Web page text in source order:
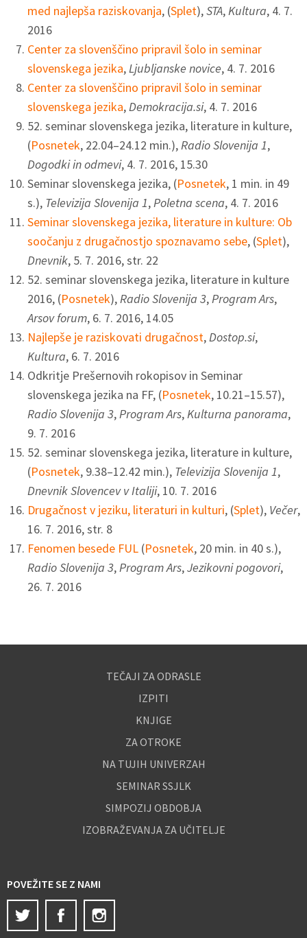
med najlepša raziskovanja, (Splet),STA,Kultura, 4. 7.
2016
Center za slovenščino pripravil šolo in seminar
slovenskega jezika,Ljubljanske novice, 4. 7. 2016
Center za slovenščino pripravil šolo in seminar
slovenskega jezika,Demokracija.si, 4. 7. 2016
52. seminar slovenskega jezika, literature in kulture,
(Posnetek, 22.04–24.12 min.),Radio Slovenija 1,
Dogodki in odmevi, 4. 7. 2016, 15.30
Seminar slovenskega jezika, (Posnetek, 1 min. in 49
s.), Televizija Slovenija 1,Poletna scena, 4. 7. 2016
Seminar slovenskega jezika, literature in kulture: Ob
soočanju z drugačnostjo spoznavamo sebe, (Splet),
Dnevnik, 5. 7. 2016, str. 22
52. seminar slovenskega jezika, literature in kulture
2016, (Posnetek),Radio Slovenija 3,Program Ars,
Arsov forum, 6. 7. 2016, 14.05
Najlepše je raziskovati drugačnost,Dostop.si,
Kultura, 6. 7. 2016
Odkritje Prešernovih rokopisov in Seminar
slovenskega jezika na FF, (Posnetek, 10.21–15.57),
Radio Slovenija 3,Program Ars,Kulturna panorama,
9. 7. 2016
52. seminar slovenskega jezika, literature in kulture,
(Posnetek, 9.38–12.42 min.), Televizija Slovenija 1,
Dnevnik Slovencev v Italiji, 10. 7. 2016
Drugačnost v jeziku, literaturi in kulturi, (Splet), Večer,
16. 7. 2016, str. 8
Fenomen besede FUL (Posnetek, 20 min. in 40 s.),
Radio Slovenija 3,Program Ars,Jezikovni pogovori,
26. 7. 2016
TEČAJI ZA ODRASLE
IZPITI
KNJIGE
ZA OTROKE
NA TUJIH UNIVERZAH
SEMINAR SSJLK
SIMPOZIJ OBDOBJA
IZOBRAŽEVANJA ZA UČITELJE
POVEŽITE SE Z NAMI
Twitter
Facebook